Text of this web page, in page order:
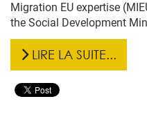
Migration EU expertise
the Social Development
LIRE LA SUITE...